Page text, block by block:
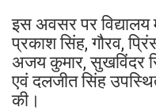
इस अवसर पर विद्यालय
प्रकाश सिंह, गौरव,
अजय कुमार, सुखविंदर
एवं दलजीत सिंह
की।